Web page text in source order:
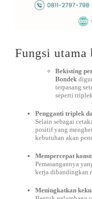
Fungsi utama
Bekisting
Bondek
terpasang
seperti
Pengganti triplek
Selain sebagai
positif yang
kebutuhan akan
Mempercepat
Pemasangannya
kerja dibandingkan
Meningkatkan